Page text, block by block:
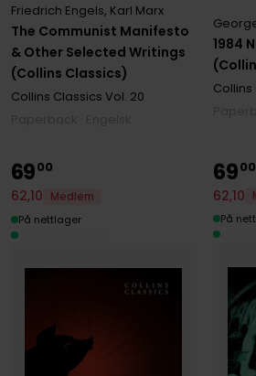
The Communist Manifesto
& Other Selected Writings
(Collins Classics)
Friedrich Engels, Karl Marx
Collins Classics Vol. 20
1984
Collins
6900
62,10
Medlem
På nettlager
6900
62,10
På